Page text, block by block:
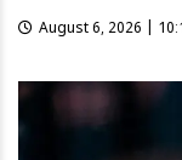
August 6, 2026 |